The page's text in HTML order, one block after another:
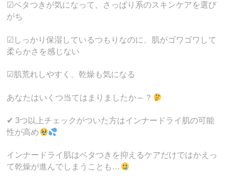
☑ベタつきが気になって、さっぱり系のスキンケアを選び
がち
☑しっかり保湿しているつもりなのに、肌がゴワゴワして
柔らかさを感じない
☑肌荒れしやすく、乾燥も気になる
あなたはいくつ当てはまりましたか～？
✔ 3つ以上チェックがついた方はインナードライ肌の可能
性が高め
インナードライ肌はベタつきを抑えるケアだけではかえっ
て乾燥が進んでしまうことも…